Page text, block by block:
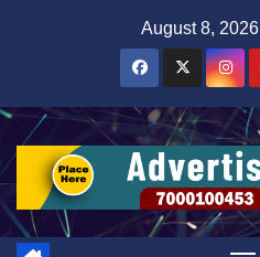
August 8, 2026